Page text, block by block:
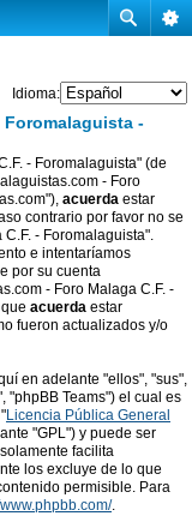
Idioma:
Foromalaguista -
- Foromalaguista" (de
- Foro
acuerda estar
contrario por favor no se
- Foromalaguista".
e intentaríamos
por su cuenta
- Foro Malaga C.F. -
acuerda estar
fueron actualizados y/o
en adelante "ellos", "sus",
"phpBB Teams") el cual es
Licencia Pública General
"GPL") y puede ser
facilita
los excluye de lo que
permisible. Para
.